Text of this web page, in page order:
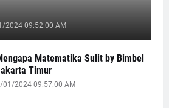
2024 09:52:00 AM
Matematika Sulit by Bimbel
Timur
01/2024 09:57:00 AM